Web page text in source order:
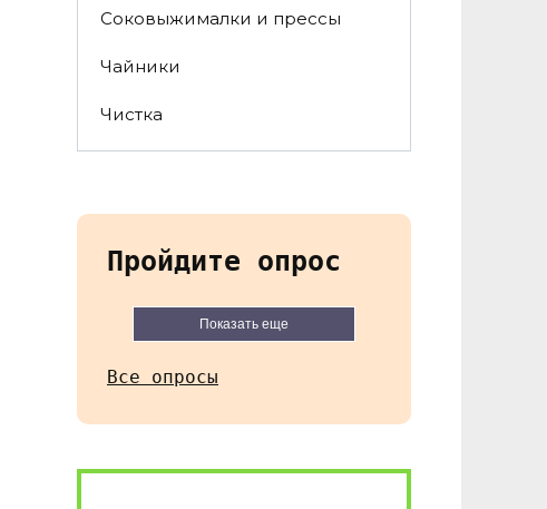
Соковыжималки и прессы
Чайники
Чистка
Пройдите опрос
Показать еще
Все опросы